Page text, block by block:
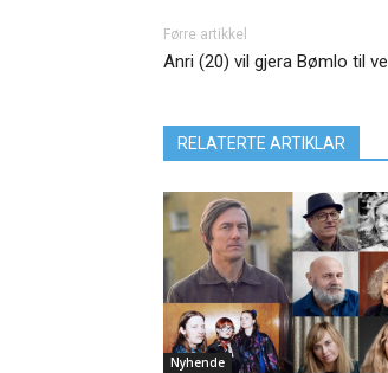
Førre artikkel
Anri (20) vil gjera Bømlo til
RELATERTE ARTIKLAR
Nyhende